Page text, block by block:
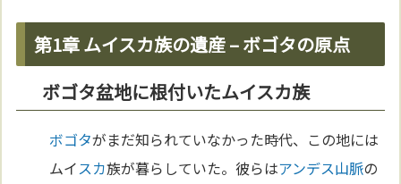
第1章 ムイスカ族の遺産 – ボゴタの原点
ボゴタ盆地に根付いたムイスカ族
ボゴタがまだ知られていなかった時代、この地には
ムイスカ族が暮らしていた。彼らはアンデス山脈の